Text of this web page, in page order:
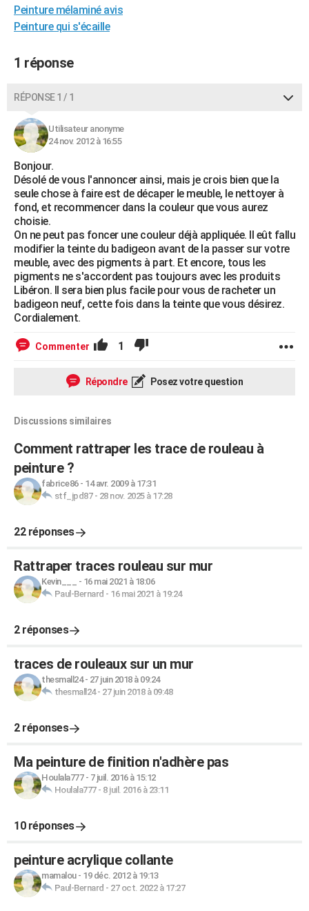
Destinations
City break
Voyage nature
Voyage de noces
Forum
Climat
+PHOTO
BONS PLANS
CARTE DE VOEUX
Carte de Noël
Carte Bonne année
Carte Saint-Valentin
Carte Pâques
Carte d'anniversaire
DICTIONNAIRE
Dictionnaire
Biographies
Citations
Expressions
Proverbes
COPAINS D'AVANT
S'inscrire
Se connecter
Lycées
Collèges
Primaires
Universités
Entreprises
Service militaire
Avis de recherche
AVIS DE DÉCÈS
FORUM
Bricolage
Lifestyle
Culture
Sport
Auto
Television
Voyage
Cinema
Peinture mélaminé avis
Peinture qui s'écaille
1 réponse
RÉPONSE 1 / 1
Utilisateur anonyme
24 nov. 2012 à 16:55
Bonjour.
Désolé de vous l'annoncer ainsi, mais je crois bien que la
seule chose à faire est de décaper le meuble, le nettoyer à
fond, et recommencer dans la couleur que vous aurez
choisie.
On ne peut pas foncer une couleur déjà appliquée. Il eût fallu
modifier la teinte du badigeon avant de la passer sur votre
meuble, avec des pigments à part. Et encore, tous les
pigments ne s'accordent pas toujours avec les produits
Libéron. Il sera bien plus facile pour vous de racheter un
badigeon neuf, cette fois dans la teinte que vous désirez.
Cordialement.
Commenter 1
Répondre Posez votre question
Discussions similaires
Comment rattraper les trace de rouleau à
peinture ?
fabrice86- 14 avr. 2009 à 17:31
stf_jpd87- 28 nov. 2025 à 17:28
22 réponses
Rattraper traces rouleau sur mur
Kevin___ - 16 mai 2021 à 18:06
Paul-Bernard - 16 mai 2021 à 19:24
2 réponses
traces de rouleaux sur un mur
thesmall24- 27 juin 2018 à 09:24
thesmall24- 27 juin 2018 à 09:48
2 réponses
Ma peinture de finition n'adhère pas
Houlala777- 7 juil. 2016 à 15:12
Houlala777- 8 juil. 2016 à 23:11
10 réponses
peinture acrylique collante
mamalou- 19 déc. 2012 à 19:13
Paul-Bernard - 27 oct. 2022 à 17:27